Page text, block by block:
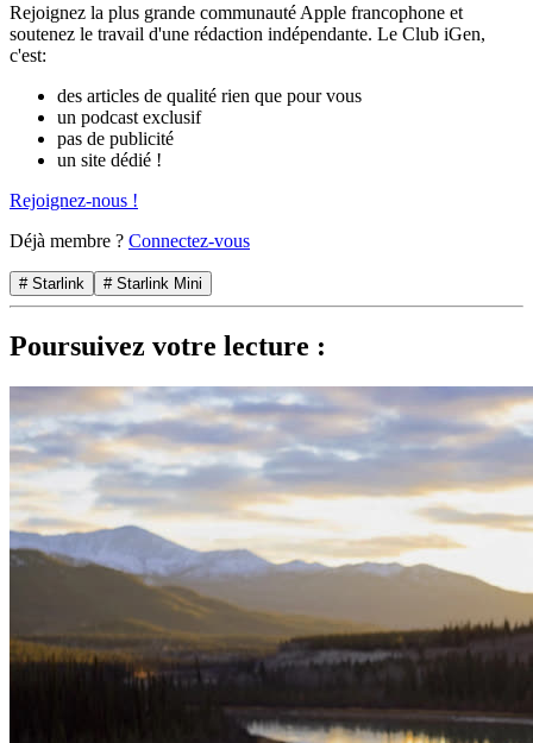
Rejoignez la plus grande communauté Apple francophone et
soutenez le travail d'une rédaction indépendante. Le Club iGen,
c'est:
des articles de qualité rien que pour vous
un podcast exclusif
pas de publicité
un site dédié !
Rejoignez-nous !
Déjà membre ? Connectez-vous
# Starlink # Starlink Mini
Poursuivez votre lecture :